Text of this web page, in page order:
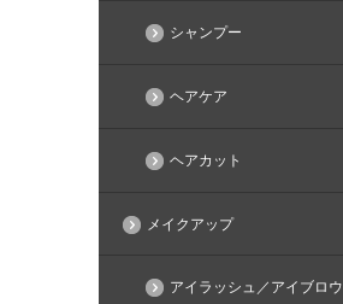
シャンプー
ヘアケア
ヘアカット
メイクアップ
アイラッシュ／アイブロウ